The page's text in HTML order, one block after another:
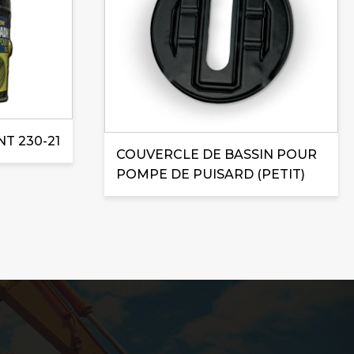
230-21
COUVERCLE DE BASSIN POUR
POMPE DE PUISARD (PETIT)